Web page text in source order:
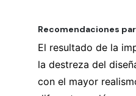
Recomendaciones
El resultado de la
la destreza del
con el mayor